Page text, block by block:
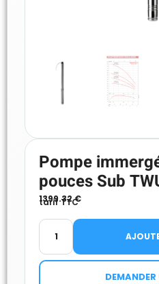
Pompe
pouces Sub
1399.32€
tarif TTC